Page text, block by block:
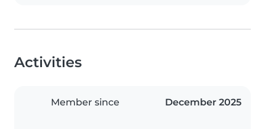
Activities
Member since December 2025